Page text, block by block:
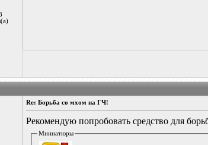
Re: Борьба со мхом на ГЧ!
Рекомендую попробовать средство для
Миниатюры